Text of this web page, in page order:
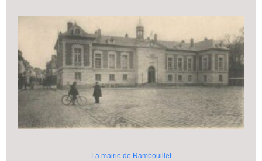
La mairie de Rambouillet